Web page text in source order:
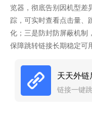
览器，彻底告别因机型差
踪，可实时查看点击量、
化；三是防封防屏蔽机制
保障跳转链接长期稳定可
天天外链
链接一键